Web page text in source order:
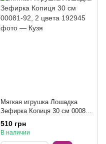
Мягкая игрушка Лошадка
Зефирка Копиця 30 см 00081-
92, 2 цвета
510 грн
В наличии